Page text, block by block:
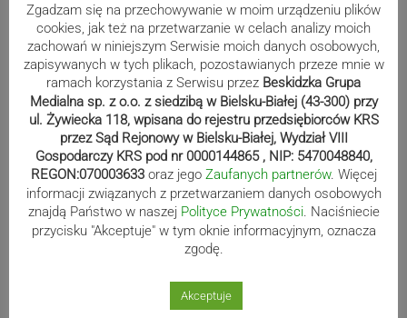
remis. Podbeskidzie – Lechia 2:2 |
ZDJĘCIA
Biało-zieloni nadal niepokonani.
Rekord – Stal 3:1 | ZDJĘCIA
Mistrzowie świata z MCK Żywiec!
Zgadzam się na przechowywanie w moim urządzeniu plików
cookies, jak też na przetwarzanie w celach analizy moich
zachowań w niniejszym Serwisie moich danych osobowych,
zapisywanych w tych plikach, pozostawianych przeze mnie w
ramach korzystania z Serwisu przez Beskidzka Grupa
Medialna sp. z o.o. z siedzibą w Bielsku-Białej (43-300) przy
ul. Żywiecka 118, wpisana do rejestru przedsiębiorców KRS
przez Sąd Rejonowy w Bielsku-Białej, Wydział VIII
Gospodarczy KRS pod nr 0000144865 , NIP: 5470048840,
REGON:070003633 oraz jego Zaufanych partnerów. Więcej
informacji związanych z przetwarzaniem danych osobowych
znajdą Państwo w naszej Polityce Prywatności. Naciśniecie
przycisku "Akceptuje" w tym oknie informacyjnym, oznacza
zgodę.
Akceptuje